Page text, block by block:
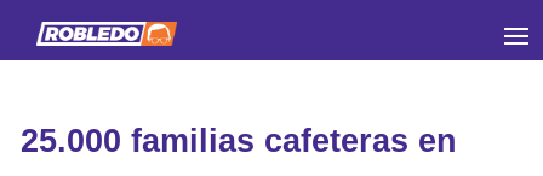
25.000 familias cafeteras en